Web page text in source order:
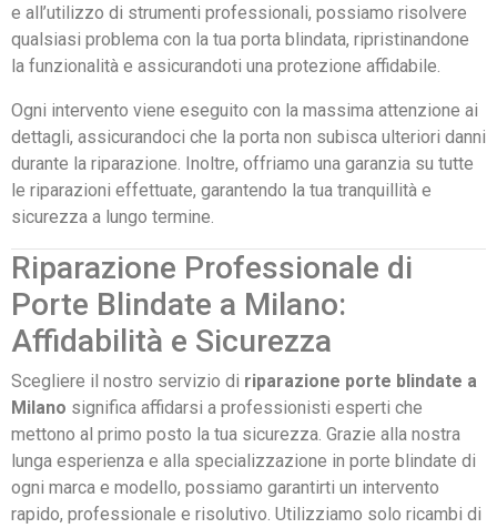
e all’utilizzo di strumenti professionali, possiamo risolvere
qualsiasi problema con la tua porta blindata, ripristinandone
la funzionalità e assicurandoti una protezione affidabile.
Ogni intervento viene eseguito con la massima attenzione ai
dettagli, assicurandoci che la porta non subisca ulteriori danni
durante la riparazione. Inoltre, offriamo una garanzia su tutte
le riparazioni effettuate, garantendo la tua tranquillità e
sicurezza a lungo termine.
Riparazione Professionale di
Porte Blindate a Milano:
Affidabilità e Sicurezza
Scegliere il nostro servizio di riparazione porte blindate a
Milano significa affidarsi a professionisti esperti che
mettono al primo posto la tua sicurezza. Grazie alla nostra
lunga esperienza e alla specializzazione in porte blindate di
ogni marca e modello, possiamo garantirti un intervento
rapido, professionale e risolutivo. Utilizziamo solo ricambi di